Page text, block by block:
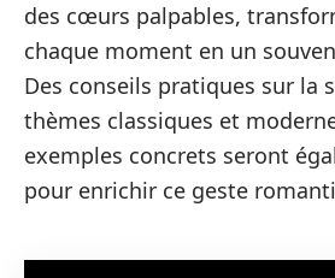
des cœurs palpables,
chaque moment en un
Des conseils pratiques sur la
thèmes classiques et
exemples concrets seront
pour enrichir ce geste